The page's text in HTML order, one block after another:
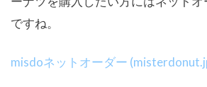
ですね。
misdoネットオーダー